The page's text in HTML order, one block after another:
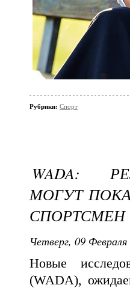
Рубрики: Спорт
WADA:
МОГУТ
СПОРТСМЕН
Четверг, 09
Новые
(WADA),